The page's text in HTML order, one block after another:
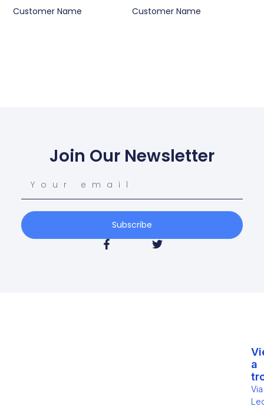
Customer Name
Customer Name
Join Our Newsletter
Subscribe
a
Via